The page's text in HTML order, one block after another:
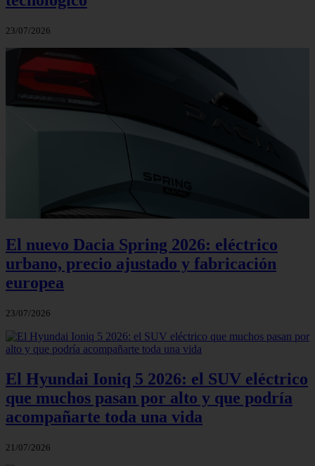
23/07/2026
El nuevo Dacia Spring 2026: eléctrico
urbano, precio ajustado y fabricación
europea
23/07/2026
El Hyundai Ioniq 5 2026: el SUV eléctrico
que muchos pasan por alto y que podría
acompañarte toda una vida
21/07/2026